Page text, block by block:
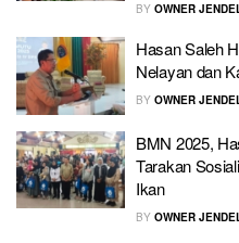
BY OWNER
Hasan Saleh
Nelayan dan
BY OWNER
BMN 2025,
Tarakan
Ikan
BY OWNER